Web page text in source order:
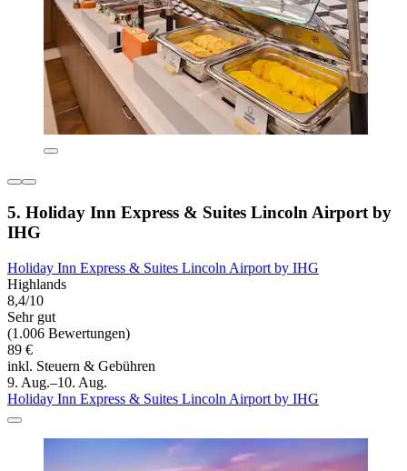
5. Holiday Inn Express & Suites Lincoln Airport by
IHG
Holiday Inn Express & Suites Lincoln Airport by IHG
Highlands
8,4/10
Sehr gut
(1.006 Bewertungen)
89 €
inkl. Steuern & Gebühren
9. Aug.–10. Aug.
Holiday Inn Express & Suites Lincoln Airport by IHG